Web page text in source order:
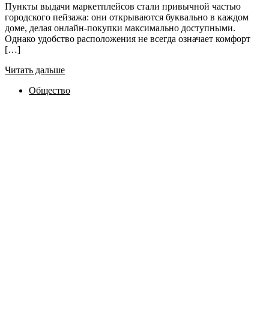
Пункты выдачи маркетплейсов стали привычной частью
городского пейзажа: они открываются буквально в каждом
доме, делая онлайн-покупки максимально доступными.
Однако удобство расположения не всегда означает комфорт
[…]
Читать дальше
Общество